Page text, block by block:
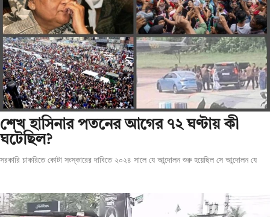
শেখ হাসিনার পতনের আগের ৭২ ঘণ্টায় কী
ঘটেছিল?
সরকারি চাকরিতে কোটা সংস্কারের দাবিতে ২০২৪ সালে যে আন্দোলন শুরু হয়েছিল সে আন্দোলন যে